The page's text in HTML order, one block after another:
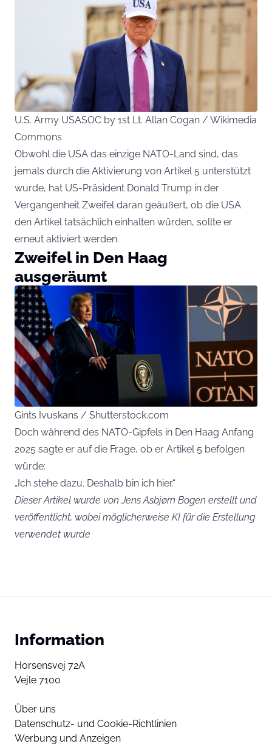
U.S. Army USASOC by 1st Lt. Allan Cogan / Wikimedia
Commons
Obwohl die USA das einzige NATO-Land sind, das
jemals durch die Aktivierung von Artikel 5 unterstützt
wurde, hat US-Präsident Donald Trump in der
Vergangenheit Zweifel daran geäußert, ob die USA
den Artikel tatsächlich einhalten würden, sollte er
erneut aktiviert werden.
Zweifel in Den Haag
ausgeräumt
Gints Ivuskans / Shutterstock.com
Doch während des NATO-Gipfels in Den Haag Anfang
2025 sagte er auf die Frage, ob er Artikel 5 befolgen
würde:
„Ich stehe dazu. Deshalb bin ich hier.“
Dieser Artikel wurde von Jens Asbjørn Bogen erstellt und
veröffentlicht, wobei möglicherweise KI für die Erstellung
verwendet wurde
Information
Horsensvej 72A
Vejle 7100
Über uns
Datenschutz- und Cookie-Richtlinien
Werbung und Anzeigen